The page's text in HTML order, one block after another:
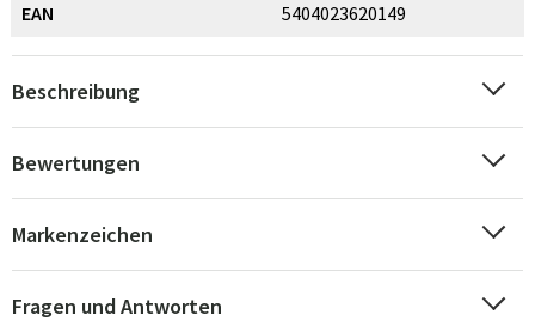
EAN
5404023620149
Beschreibung
Bewertungen
Markenzeichen
Fragen und Antworten